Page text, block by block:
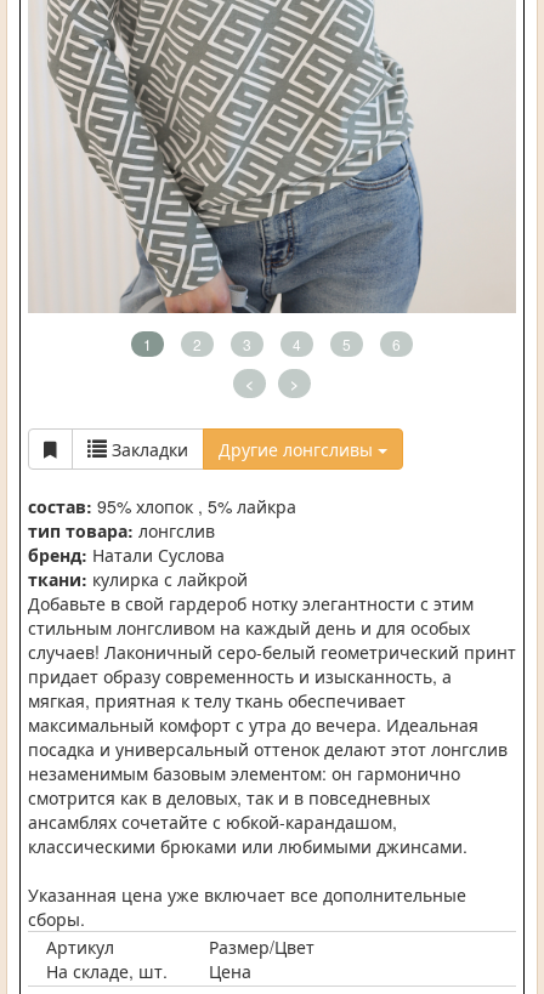
1 2 3 4 5 6
< >
Закладки Другие лонгсливы
состав: 95% хлопок , 5% лайкра
тип товара: лонгслив
бренд: Натали Суслова
ткани: кулирка с лайкрой
Добавьте в свой гардероб нотку элегантности с этим
стильным лонгсливом на каждый день и для особых
случаев! Лаконичный серо-белый геометрический принт
придает образу современность и изысканность, а
мягкая, приятная к телу ткань обеспечивает
максимальный комфорт с утра до вечера. Идеальная
посадка и универсальный оттенок делают этот лонгслив
незаменимым базовым элементом: он гармонично
смотрится как в деловых, так и в повседневных
ансамблях сочетайте с юбкой-карандашом,
классическими брюками или любимыми джинсами.
Указанная цена уже включает все дополнительные
сборы.
Артикул
Размер/Цвет
На складе, шт.
Цена